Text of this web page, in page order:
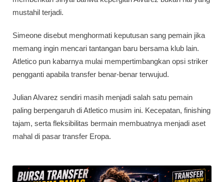
mustahil terjadi.
Simeone disebut menghormati keputusan sang pemain jika
memang ingin mencari tantangan baru bersama klub lain.
Atletico pun kabarnya mulai mempertimbangkan opsi striker
pengganti apabila transfer benar-benar terwujud.
Julian Alvarez sendiri masih menjadi salah satu pemain
paling berpengaruh di Atletico musim ini. Kecepatan, finishing
tajam, serta fleksibilitas bermain membuatnya menjadi aset
mahal di pasar transfer Eropa.